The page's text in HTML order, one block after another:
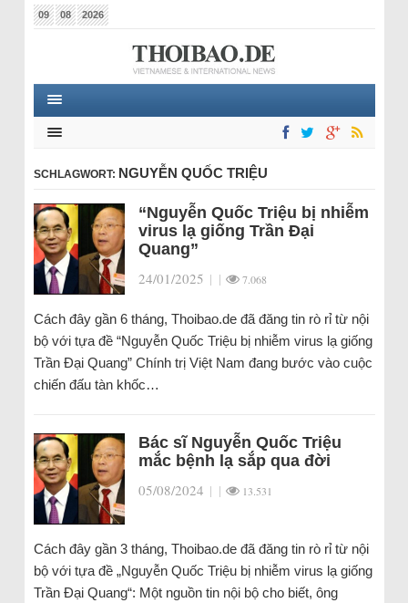
09 08 2026
SCHLAGWORT: NGUYỄN QUỐC TRIỆU
“Nguyễn Quốc Triệu bị nhiễm
virus lạ giống Trần Đại
Quang”
24/01/2025 | | 7.068
Cách đây gần 6 tháng, Thoibao.de đã đăng tin rò rỉ từ nội
bộ với tựa đề “Nguyễn Quốc Triệu bị nhiễm virus lạ giống
Trần Đại Quang” Chính trị Việt Nam đang bước vào cuộc
chiến đấu tàn khốc…
Bác sĩ Nguyễn Quốc Triệu
mắc bệnh lạ sắp qua đời
05/08/2024 | | 13.531
Cách đây gần 3 tháng, Thoibao.de đã đăng tin rò rỉ từ nội
bộ với tựa đề „Nguyễn Quốc Triệu bị nhiễm virus lạ giống
Trần Đại Quang“: Một nguồn tin nội bộ cho biết, ông